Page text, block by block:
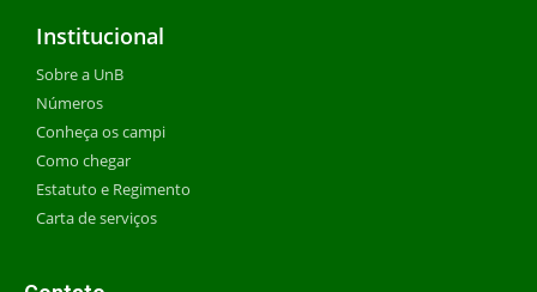
Institucional
Sobre a UnB
Números
Conheça os campi
Como chegar
Estatuto e Regimento
Carta de serviços